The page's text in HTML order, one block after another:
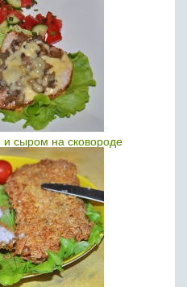
сыром на сковороде